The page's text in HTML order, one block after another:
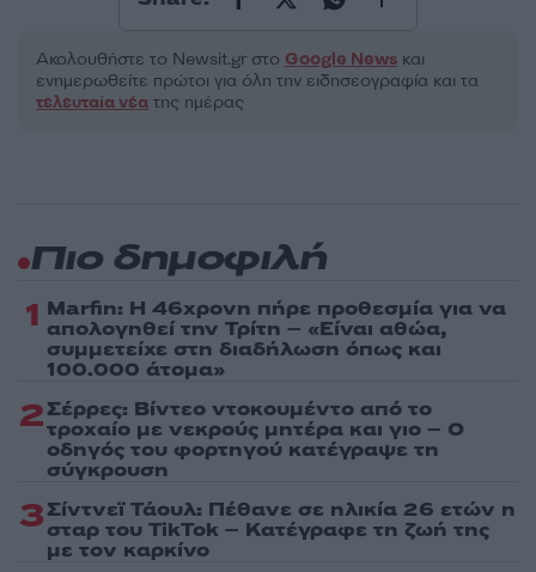
Ακολουθήστε το Νewsit.gr στο Google News και
ενημερωθείτε πρώτοι για όλη την ειδησεογραφία και τα
τελευταία νέα της ημέρας
Πιο δημοφιλή
1 Marfin: Η 46χρονη πήρε προθεσμία για να
απολογηθεί την Τρίτη – «Είναι αθώα,
συμμετείχε στη διαδήλωση όπως και
100.000 άτομα»
2Σέρρες: Βίντεο ντοκουμέντο από το
τροχαίο με νεκρούς μητέρα και γιο – Ο
οδηγός του φορτηγού κατέγραψε τη
σύγκρουση
3Σίντνεϊ Τάουλ: Πέθανε σε ηλικία 26 ετών η
σταρ του TikTok – Kατέγραφε τη ζωή της
με τον καρκίνο